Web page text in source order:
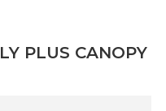
PLUS CANOPY